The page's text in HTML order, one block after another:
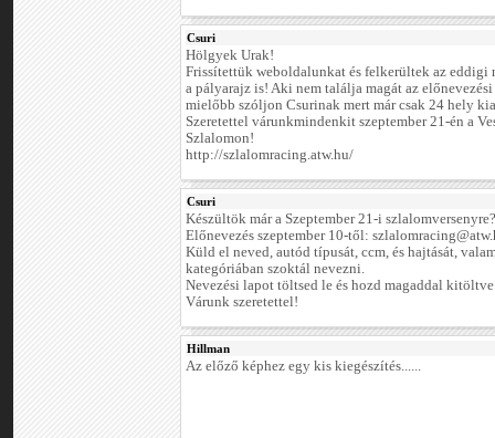
Csuri
Hölgyek Urak!
Frissítettük weboldalunkat és felkerültek az eddigi
a pályarajz is! Aki nem találja magát az
mielőbb szóljon Csurinak mert már csak 24 hely
Szeretettel várunkmindenkit szeptember 21-én a
Szlalomon!
http://szlalomracing.atw.hu/
Csuri
Készültök már a Szeptember 21-i szlalomversenyre?
Előnevezés szeptember 10-től:
Küld el neved, autód típusát, ccm, és hajtását,
kategóriában szoktál nevezni.
Nevezési lapot töltsed le és hozd magaddal
Várunk szeretettel!
Hillman
Az előző képhez egy kis kiegészítés......